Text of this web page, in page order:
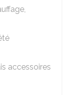
accessoires